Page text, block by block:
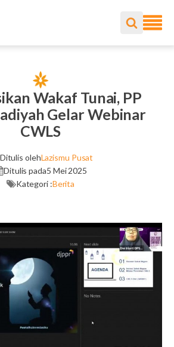
Wakaf Tunai, PP
Gelar Webinar
CWLS
Ditulis olehLazismu Pusat
Ditulis pada5 Mei 2025
Kategori :Berita